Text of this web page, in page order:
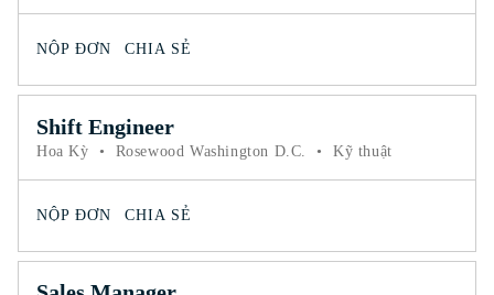
NỘP ĐƠN CHIA SẺ
Shift Engineer
Hoa Kỳ • Rosewood Washington D.C. • Kỹ thuật
NỘP ĐƠN CHIA SẺ